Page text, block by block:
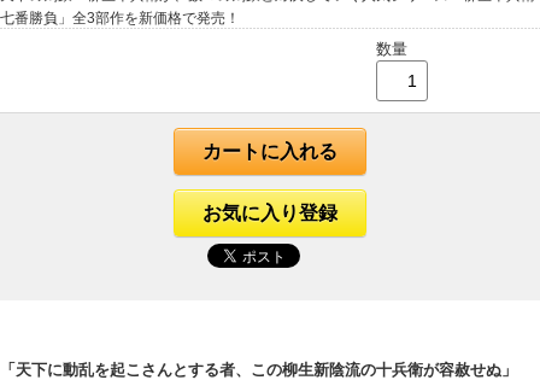
七番勝負」全3部作を新価格で発売！
数量
カートに入れる
お気に入り登録
「天下に動乱を起こさんとする者、この柳生新陰流の十兵衛が容赦せぬ」